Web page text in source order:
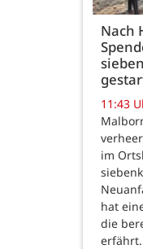
Nach
11:43
im
hat
die
erfährt.